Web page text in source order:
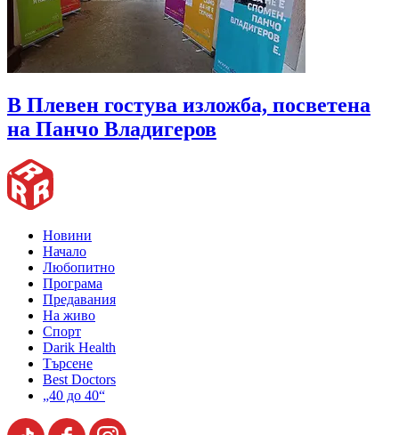
В Плевен гостува изложба, посветена
на Панчо Владигеров
Новини
Начало
Любопитно
Програма
Предавания
На живо
Спорт
Darik Health
Търсене
Best Doctors
„40 до 40“